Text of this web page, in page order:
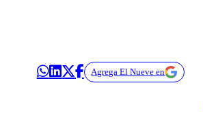
Agrega El Nueve en